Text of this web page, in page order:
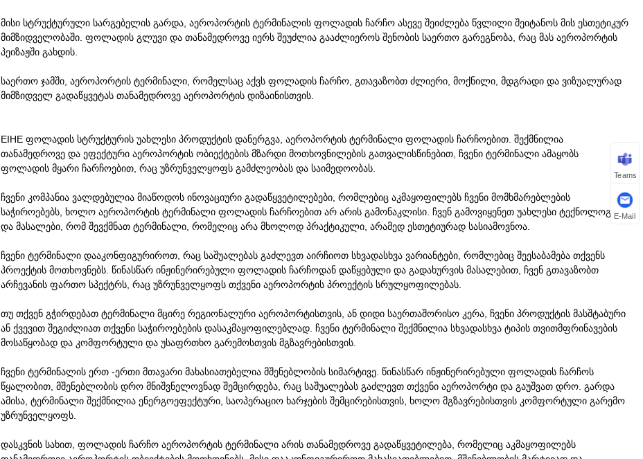
მისი სტრუქტურული სარგებელის გარდა, აეროპორტის ტერმინალის ფოლადის ჩარჩო ასევე შეიძლება წვლილი შეიტანოს მის ესთეტიკურ
მიმზიდველობაში. ფოლადის გლუვი და თანამედროვე იერს შეუძლია გააძლიეროს შენობის საერთო გარეგნობა, რაც მას აეროპორტის
პეიზაჟში გახდის.
საერთო ჯამში, აეროპორტის ტერმინალი, რომელსაც აქვს ფოლადის ჩარჩო, გთავაზობთ ძლიერი, მოქნილი, მდგრადი და ვიზუალურად
მიმზიდველ გადაწყვეტას თანამედროვე აეროპორტის დიზაინისთვის.
EIHE ფოლადის სტრუქტურის უახლესი პროდუქტის დანერგვა, აეროპორტის ტერმინალი ფოლადის ჩარჩოებით. შექმნილია
თანამედროვე და ეფექტური აეროპორტის ობიექტების მზარდი მოთხოვნილების გათვალისწინებით, ჩვენი ტერმინალი ამაყობს
ფოლადის მყარი ჩარჩოებით, რაც უზრუნველყოფს გამძლეობას და საიმედოობას.
ჩვენი კომპანია ვალდებულია მიაწოდოს ინოვაციური გადაწყვეტილებები, რომლებიც აკმაყოფილებს ჩვენი მომხმარებლების
საჭიროებებს, ხოლო აეროპორტის ტერმინალი ფოლადის ჩარჩოებით არ არის გამონაკლისი. ჩვენ გამოვიყენეთ უახლესი ტექნოლოგია
და მასალები, რომ შევქმნათ ტერმინალი, რომელიც არა მხოლოდ პრაქტიკული, არამედ ესთეტიურად სასიამოვნოა.
ჩვენი ტერმინალი დააკონფიგურიროთ, რაც საშუალებას გაძლევთ აირჩიოთ სხვადასხვა ვარიანტები, რომლებიც შეესაბამება თქვენს
პროექტის მოთხოვნებს. წინასწარ ინჟინერირებული ფოლადის ჩარჩოდან დაწყებული და გადახურვის მასალებით, ჩვენ გთავაზობთ
არჩევანის ფართო სპექტრს, რაც უზრუნველყოფს თქვენი აეროპორტის პროექტის სრულყოფილებას.
თუ თქვენ გჭირდებათ ტერმინალი მცირე რეგიონალური აეროპორტისთვის, ან დიდი საერთაშორისო კერა, ჩვენი პროდუქტის მასშტაბური
ან ქვევით შეგიძლიათ თქვენი საჭიროებების დასაკმაყოფილებლად. ჩვენი ტერმინალი შექმნილია სხვადასხვა ტიპის თვითმფრინავების
მოსაწყობად და კომფორტული და უსაფრთხო გარემოსთვის მგზავრებისთვის.
ჩვენი ტერმინალის ერთ -ერთი მთავარი მახასიათებელია მშენებლობის სიმარტივე. წინასწარ ინჟინერირებული ფოლადის ჩარჩოს
წყალობით, მშენებლობის დრო მნიშვნელოვნად შემცირდება, რაც საშუალებას გაძლევთ თქვენი აეროპორტი და გაუშვათ დრო. გარდა
ამისა, ტერმინალი შექმნილია ენერგოეფექტური, საოპერაციო ხარჯების შემცირებისთვის, ხოლო მგზავრებისთვის კომფორტული გარემო
უზრუნველყოფს.
დასკვნის სახით, ფოლადის ჩარჩო აეროპორტის ტერმინალი არის თანამედროვე გადაწყვეტილება, რომელიც აკმაყოფილებს
Teams
E-Mail